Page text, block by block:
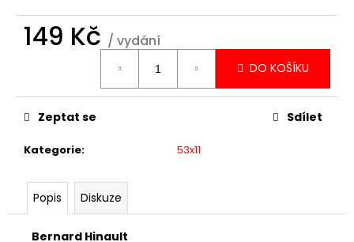
149 Kč / vydání
DO KOŠÍKU
Kategorie: 53x11
Zeptat se Sdílet
Popis Diskuze
Bernard Hinault
j
e
m
53X11
02-
129